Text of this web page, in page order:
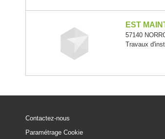
EST
57140
Travaux
Contactez-nous
Paramétrage Cookie